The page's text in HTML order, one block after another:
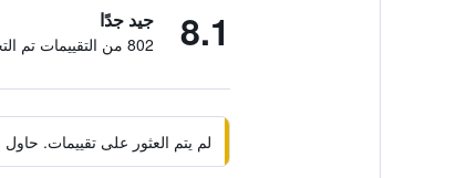
8.1 جيد جدًا
802 من التقييمات تم التحقق منها
لم يتم العثور على تقييمات.